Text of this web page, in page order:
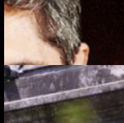
Segunda Linea Sociales
Empleadas
Revolución en